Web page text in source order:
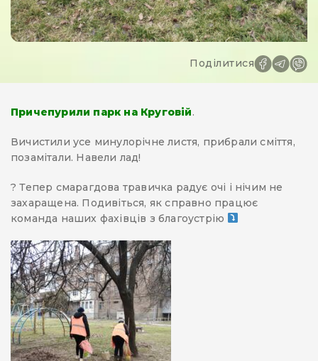
Поділитися
Причепурили парк на Круговій.
Вичистили усе минулорічне листя, прибрали сміття,
позамітали. Навели лад!
? Тепер смарагдова травичка радує очі і нічим не
захаращена. Подивіться, як справно працює
команда наших фахівців з благоустрію